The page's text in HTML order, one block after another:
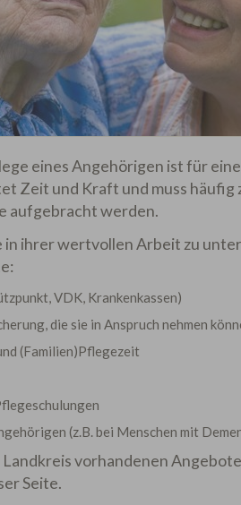
eines Angehörigen ist für
Zeit und Kraft und muss häufig
aufgebracht werden.
in ihrer wertvollen Arbeit zu
VDK, Krankenkassen)
die sie in Anspruch nehmen
(Familien)Pflegezeit
(z.B. bei Menschen mit
Landkreis vorhandenen
Seite.